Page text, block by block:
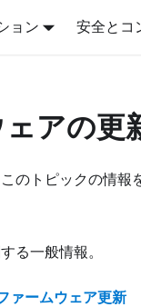
ョン 安全とコ
アの更
のトピックの情報
る一般情報。
ァームウェア更新